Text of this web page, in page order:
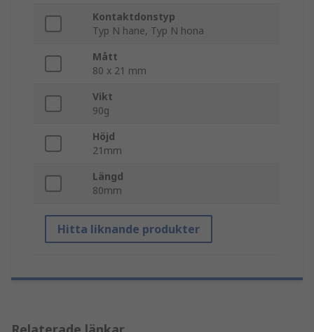
Kontaktdonstyp
Typ N hane, Typ N hona
Mått
80 x 21 mm
Vikt
90g
Höjd
21mm
Längd
80mm
Hitta liknande produkter